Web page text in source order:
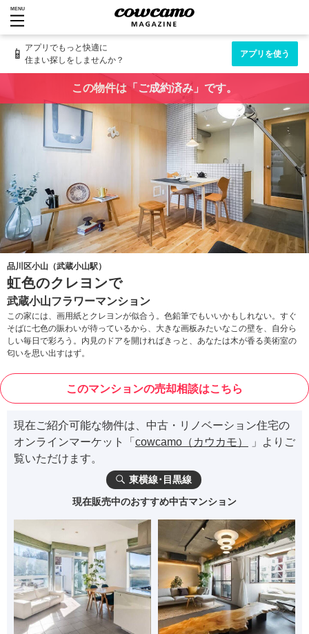
MENU
📱 アプリでもっと快適に
住まい探しをしませんか？
アプリを使う
この物件は「ご成約済み」です。
品川区小山（武蔵小山駅）
虹色のクレヨンで
武蔵小山フラワーマンション
この家には、画用紙とクレヨンが似合う。色鉛筆でもいいかもしれない。すぐ
そばに七色の賑わいが待っているから、大きな画板みたいなこの壁を、自分ら
しい毎日で彩ろう。内見のドアを開ければきっと、あなたは木が香る美術室の
匂いを思い出すはず。
このマンションの売却相談はこちら
現在ご紹介可能な物件は、中古・リノベーション住宅の
オンラインマーケット「 cowcamo（カウカモ）
」よりご
覧いただけます。
東横線･目黒線
現在販売中のおすすめ中古マンション